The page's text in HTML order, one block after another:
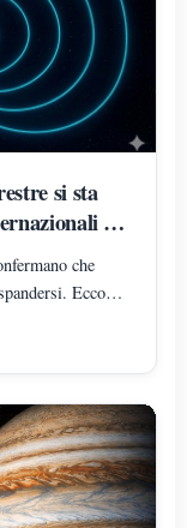
si sta
del
che
Ecco